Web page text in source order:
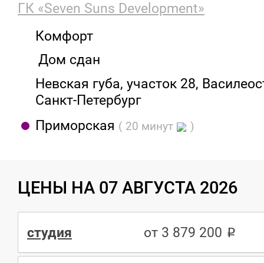
ГК «Seven Suns Development»
Комфорт
Дом сдан
Невская губа, участок 28,
Санкт-Петербург
Приморская ( 20 минут )
ЦЕНЫ НА 07 АВГУСТА 2026
студия от 3 879 200